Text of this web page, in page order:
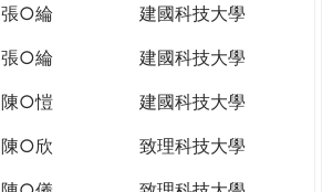
張○綸
建國科技大學
張○綸
建國科技大學
陳○愷
建國科技大學
陳○欣
致理科技大學